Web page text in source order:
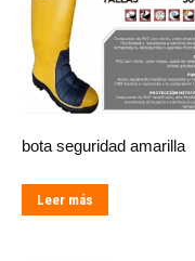
bota seguridad amarilla
Leer más